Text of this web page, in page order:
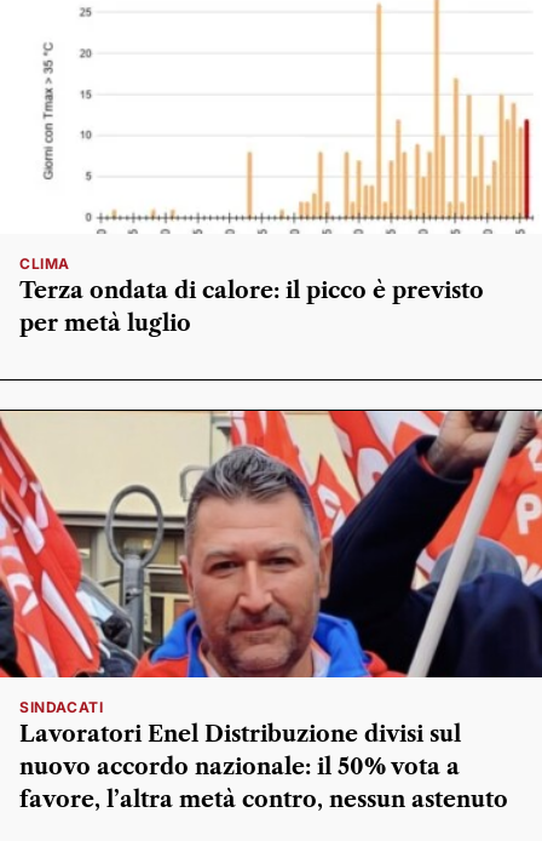
CLIMA
Terza ondata di calore: il picco è previsto
per metà luglio
SINDACATI
Lavoratori Enel Distribuzione divisi sul
nuovo accordo nazionale: il 50% vota a
favore, l’altra metà contro, nessun astenuto